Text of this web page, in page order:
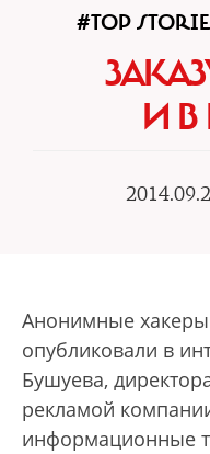
#TOP
И
Анонимные
опубликовали в
Бушуева,
рекламой
информационные